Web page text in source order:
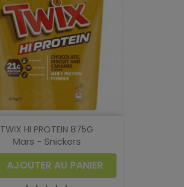
TWIX HI PROTEIN 875G
Mars - Snickers
AJOUTER AU PANIER